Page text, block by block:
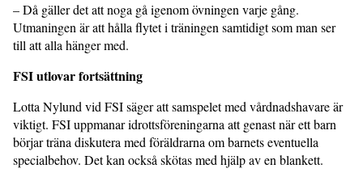
– Då gäller det att noga gå igenom övningen varje gång.
Utmaningen är att hålla flytet i träningen samtidigt som man ser
till att alla hänger med.
FSI utlovar fortsättning
Lotta Nylund vid FSI säger att samspelet med vårdnadshavare är
viktigt. FSI uppmanar idrottsföreningarna att genast när ett barn
börjar träna diskutera med föräldrarna om barnets eventuella
specialbehov. Det kan också skötas med hjälp av en blankett.